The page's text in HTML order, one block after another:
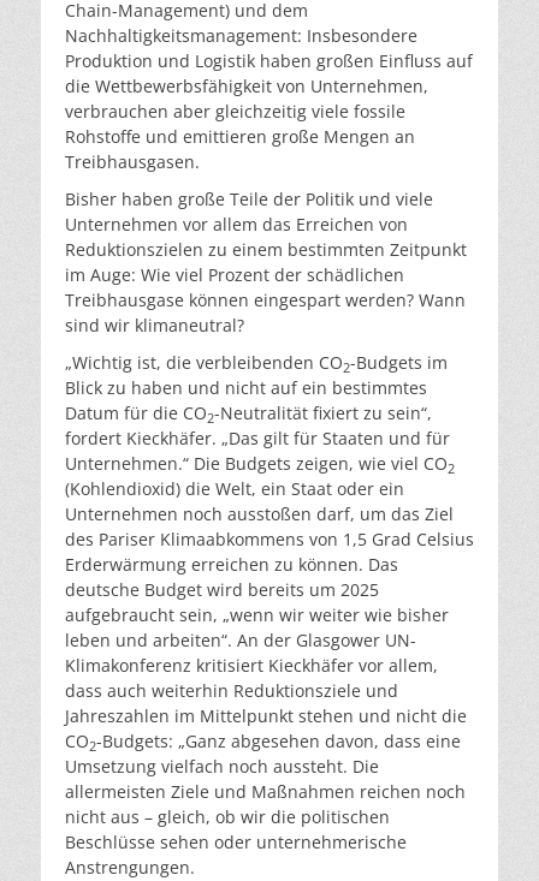
Chain-Management) und dem
Nachhaltigkeitsmanagement: Insbesondere
Produktion und Logistik haben großen Einfluss auf
die Wettbewerbsfähigkeit von Unternehmen,
verbrauchen aber gleichzeitig viele fossile
Rohstoffe und emittieren große Mengen an
Treibhausgasen.
Bisher haben große Teile der Politik und viele
Unternehmen vor allem das Erreichen von
Reduktionszielen zu einem bestimmten Zeitpunkt
im Auge: Wie viel Prozent der schädlichen
Treibhausgase können eingespart werden? Wann
sind wir klimaneutral?
„Wichtig ist, die verbleibenden CO2-Budgets im
Blick zu haben und nicht auf ein bestimmtes
Datum für die CO2-Neutralität fixiert zu sein“,
fordert Kieckhäfer. „Das gilt für Staaten und für
Unternehmen.“ Die Budgets zeigen, wie viel CO2
(Kohlendioxid) die Welt, ein Staat oder ein
Unternehmen noch ausstoßen darf, um das Ziel
des Pariser Klimaabkommens von 1,5 Grad Celsius
Erderwärmung erreichen zu können. Das
deutsche Budget wird bereits um 2025
aufgebraucht sein, „wenn wir weiter wie bisher
leben und arbeiten“. An der Glasgower UN-
Klimakonferenz kritisiert Kieckhäfer vor allem,
dass auch weiterhin Reduktionsziele und
Jahreszahlen im Mittelpunkt stehen und nicht die
CO2-Budgets: „Ganz abgesehen davon, dass eine
Umsetzung vielfach noch aussteht. Die
allermeisten Ziele und Maßnahmen reichen noch
nicht aus – gleich, ob wir die politischen
Beschlüsse sehen oder unternehmerische
Anstrengungen.